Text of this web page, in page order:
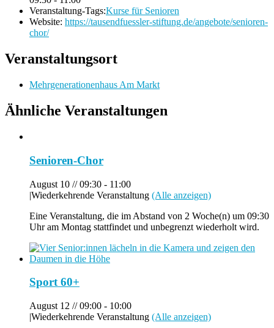
Veranstaltung-Tags:Kurse für Senioren
Website: https://tausendfuessler-stiftung.de/angebote/senioren-
chor/
Veranstaltungsort
Mehrgenerationenhaus Am Markt
Ähnliche Veranstaltungen
Senioren-Chor
August 10 // 09:30 - 11:00
|Wiederkehrende Veranstaltung (Alle anzeigen)
Eine Veranstaltung, die im Abstand von 2 Woche(n) um 09:30
Uhr am Montag stattfindet und unbegrenzt wiederholt wird.
Sport 60+
August 12 // 09:00 - 10:00
|Wiederkehrende Veranstaltung (Alle anzeigen)